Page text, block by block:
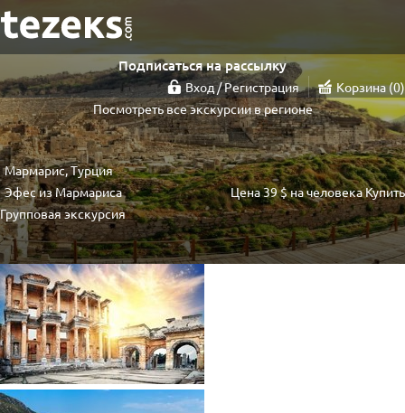
Подписаться на рассылку
Вход / Регистрация Корзина 0
Посмотреть все экскурсии в регионе
Мармарис, Турция
Эфес из Мармариса
Групповая экскурсия
Цена39 $на человекаКупить